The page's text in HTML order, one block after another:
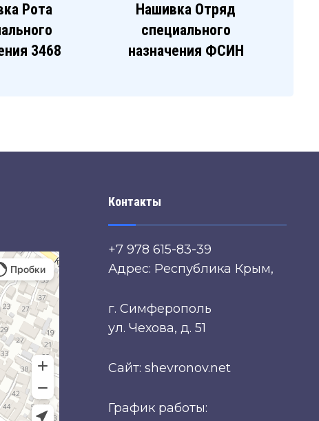
Рота
3468
Нашивка Отряд
специального
назначения ФСИН
Контакты
+7 978 615-83-39
Адрес: Республика Крым,
г. Симферополь
ул. Чехова, д. 51
Сайт: shevronov.net
График работы: